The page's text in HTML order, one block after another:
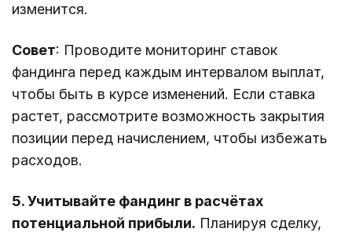
изменится.
Совет: Проводите мониторинг ставок
фандинга перед каждым интервалом выплат,
чтобы быть в курсе изменений. Если ставка
растет, рассмотрите возможность закрытия
позиции перед начислением, чтобы избежать
расходов.
5. Учитывайте фандинг в расчётах
потенциальной прибыли. Планируя сделку,